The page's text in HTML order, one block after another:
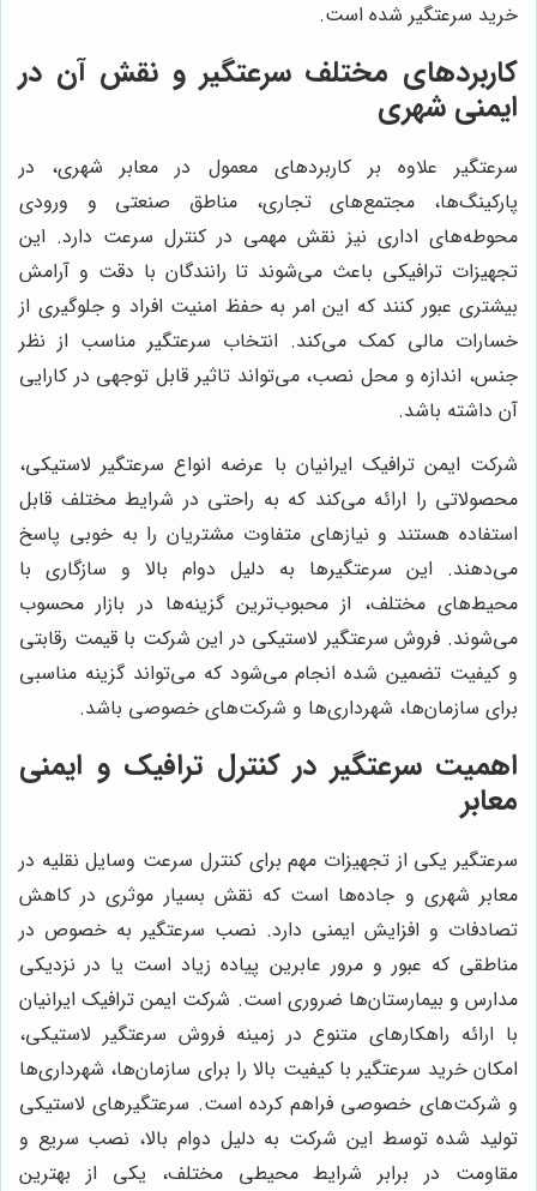
خرید سرعتگیر شده است.
کاربردهای مختلف سرعتگیر و نقش آن در
ایمنی شهری
سرعتگیر علاوه بر کاربردهای معمول در معابر شهری، در
پارکینگ‌ها، مجتمع‌های تجاری، مناطق صنعتی و ورودی
محوطه‌های اداری نیز نقش مهمی در کنترل سرعت دارد. این
تجهیزات ترافیکی باعث می‌شوند تا رانندگان با دقت و آرامش
بیشتری عبور کنند که این امر به حفظ امنیت افراد و جلوگیری از
خسارات مالی کمک می‌کند. انتخاب سرعتگیر مناسب از نظر
جنس، اندازه و محل نصب، می‌تواند تاثیر قابل توجهی در کارایی
آن داشته باشد.
شرکت ایمن ترافیک ایرانیان با عرضه انواع سرعتگیر لاستیکی،
محصولاتی را ارائه می‌کند که به راحتی در شرایط مختلف قابل
استفاده هستند و نیازهای متفاوت مشتریان را به خوبی پاسخ
می‌دهند. این سرعتگیرها به دلیل دوام بالا و سازگاری با
محیط‌های مختلف، از محبوب‌ترین گزینه‌ها در بازار محسوب
می‌شوند. فروش سرعتگیر لاستیکی در این شرکت با قیمت رقابتی
و کیفیت تضمین شده انجام می‌شود که می‌تواند گزینه مناسبی
برای سازمان‌ها، شهرداری‌ها و شرکت‌های خصوصی باشد.
اهمیت سرعتگیر در کنترل ترافیک و ایمنی
معابر
سرعتگیر یکی از تجهیزات مهم برای کنترل سرعت وسایل نقلیه در
معابر شهری و جاده‌ها است که نقش بسیار موثری در کاهش
تصادفات و افزایش ایمنی دارد. نصب سرعتگیر به خصوص در
مناطقی که عبور و مرور عابرین پیاده زیاد است یا در نزدیکی
مدارس و بیمارستان‌ها ضروری است. شرکت ایمن ترافیک ایرانیان
با ارائه راهکارهای متنوع در زمینه فروش سرعتگیر لاستیکی،
امکان خرید سرعتگیر با کیفیت بالا را برای سازمان‌ها، شهرداری‌ها
و شرکت‌های خصوصی فراهم کرده است. سرعتگیرهای لاستیکی
تولید شده توسط این شرکت به دلیل دوام بالا، نصب سریع و
مقاومت در برابر شرایط محیطی مختلف، یکی از بهترین